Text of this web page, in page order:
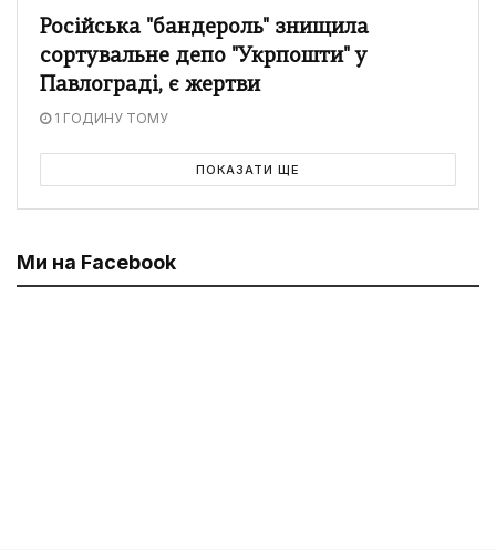
Російська "бандероль" знищила
сортувальне депо "Укрпошти" у
Павлограді, є жертви
1 ГОДИНУ ТОМУ
ПОКАЗАТИ ЩЕ
Ми на Facebook